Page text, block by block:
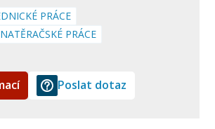
PRÁCE
PRÁCE
Poslat dotaz